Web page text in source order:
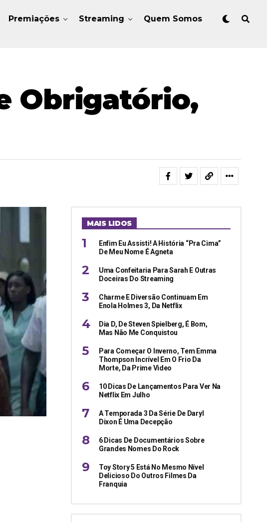
Premiações Streaming Quem Somos
Obrigatório,
MAIS LIDOS
Enfim Eu Assisti! A História “pra Cima”
De Meu Nome É Agneta
Uma Confeitaria Para Sarah E Outras
Doceiras Do Streaming
Charme E Diversão Continuam Em
Enola Holmes 3, Da Netflix
Dia D, De Steven Spielberg, É Bom,
Mas Não Me Conquistou
Para Começar O Inverno, Tem Emma
Thompson Incrível Em O Frio Da
Morte, Da Prime Video
10 Dicas De Lançamentos Para Ver Na
Netflix Em Julho
A Temporada 3 Da Série De Daryl
Dixon É Uma Decepção
6 Dicas De Documentários Sobre
Grandes Nomes Do Rock
Toy Story 5 Está No Mesmo Nível
Delicioso Do Outros Filmes Da
Franquia